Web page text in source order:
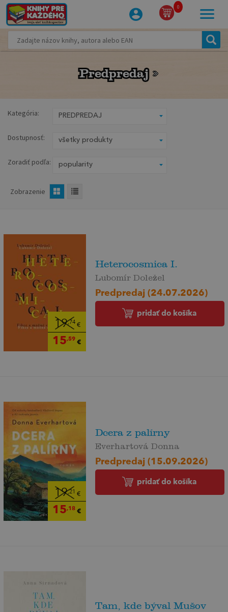
0
Predpredaj
Predpredaj
Kategória:
Dostupnosť:
Zoradiť podľa:
Zobrazenie
19,74€
15,59 €
Heterocosmica I.
Lubomír Doležel
Predpredaj (24.07.2026)
pridať do košíka
19,21 €
15,18€
Dcera z palírny
Everhartová Donna
Predpredaj (15.09.2026)
pridať do košíka
Tam, kde býval Mušov